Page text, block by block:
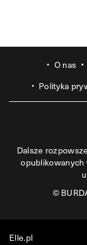
O nas
Polityka
Dalsze
opublikowanych
©
Elle.pl